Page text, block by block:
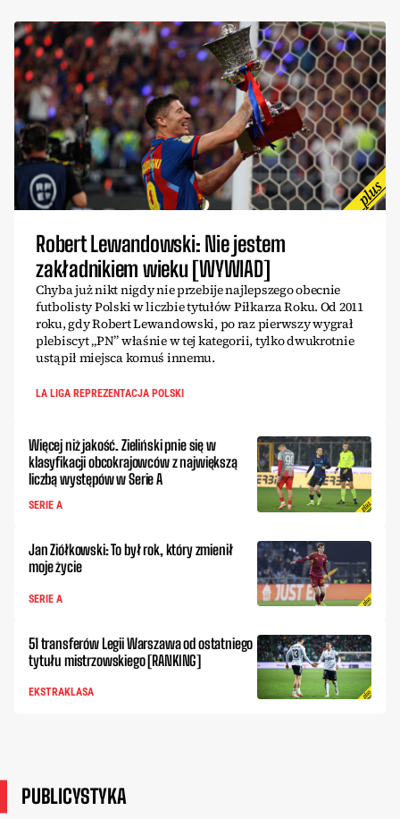
Robert Lewandowski: Nie jestem
zakładnikiem wieku [WYWIAD]
Chyba już nikt nigdy nie przebije najlepszego obecnie
futbolisty Polski w liczbie tytułów Piłkarza Roku. Od 2011
roku, gdy Robert Lewandowski, po raz pierwszy wygrał
plebiscyt „PN” właśnie w tej kategorii, tylko dwukrotnie
ustąpił miejsca komuś innemu.
LA LIGA REPREZENTACJA POLSKI
Więcej niż jakość. Zieliński pnie się w
klasyfikacji obcokrajowców z największą
liczbą występów w Serie A
SERIE A
Jan Ziółkowski: To był rok, który zmienił
moje życie
SERIE A
51 transferów Legii Warszawa od ostatniego
tytułu mistrzowskiego [RANKING]
EKSTRAKLASA
PUBLICYSTYKA